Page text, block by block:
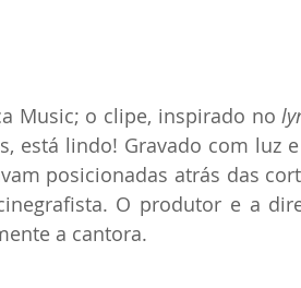
Music; o clipe, inspirado no
está lindo! Gravado com luz
posicionadas atrás das
O produtor e a
a cantora.